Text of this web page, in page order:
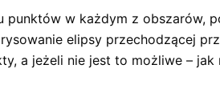
punktów w każdym z obszarów,
elipsy przechodzącej
a jeżeli nie jest to możliwe –